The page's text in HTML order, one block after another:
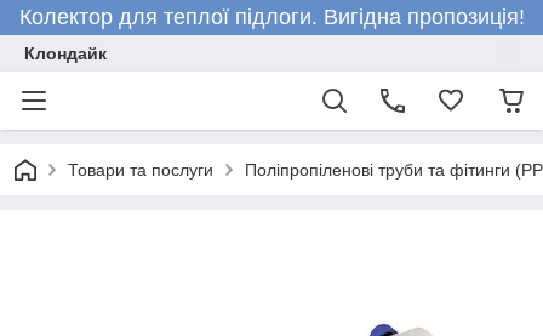
Колектор для теплої підлоги. Вигідна пропозиція!
Клондайк
Товари та послуги Поліпропіленові труби та фітинги